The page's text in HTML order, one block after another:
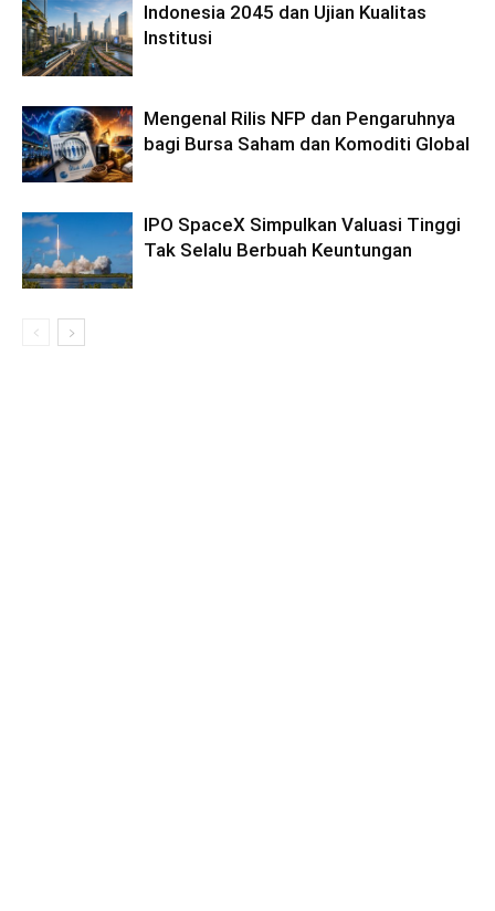
Indonesia 2045 dan Ujian Kualitas
Institusi
Mengenal Rilis NFP dan Pengaruhnya
bagi Bursa Saham dan Komoditi Global
IPO SpaceX Simpulkan Valuasi Tinggi
Tak Selalu Berbuah Keuntungan